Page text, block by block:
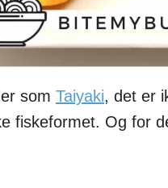
som Taiyaki, det er
fiskeformet. Og for